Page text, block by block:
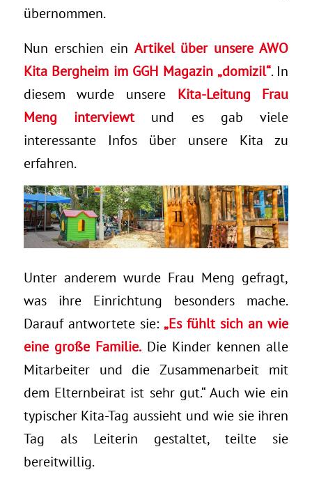
übernommen.
Nun erschien ein Artikel über unsere AWO
Kita Bergheim im GGH Magazin „domizil“. In
diesem wurde unsere Kita-Leitung Frau
Meng interviewtund es gab viele
interessante Infos über unsere Kita zu
erfahren.
Unter anderem wurde Frau Meng gefragt,
was ihre Einrichtung besonders mache.
Darauf antwortete sie: „Es fühlt sich an wie
eine große Familie.Die Kinder kennen alle
Mitarbeiter und die Zusammenarbeit mit
dem Elternbeirat ist sehr gut.“ Auch wie ein
typischer Kita-Tag aussieht und wie sie ihren
Tag als Leiterin gestaltet, teilte sie
bereitwillig.